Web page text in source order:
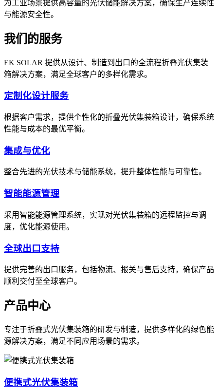
为工业场景提供高容量的光伏储能解决方案，确保生产连续性
与能源安全性。
我们的服务
EK SOLAR 提供从设计、制造到出口的全流程折叠光伏集装
箱解决方案，满足全球客户的多样化需求。
定制化设计服务
根据客户需求，提供个性化的折叠光伏集装箱设计，确保系统
性能与成本的最优平衡。
集成与优化
整合先进的光伏技术与储能系统，提升整体性能与可靠性。
智能能源管理
采用智能能源管理系统，实现对光伏集装箱的远程监控与调
度，优化能源使用。
全球出口支持
提供完善的出口服务，包括物流、报关与售后支持，确保产品
顺利交付至全球客户。
产品中心
专注于折叠式光伏集装箱的研发与制造，提供多样化的绿色能
源解决方案，满足不同应用场景的需求。
便携式光伏集装箱